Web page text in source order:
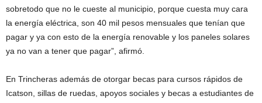
sobretodo que no le cueste al municipio, porque cuesta muy cara
la energía eléctrica, son 40 mil pesos mensuales que tenían que
pagar y ya con esto de la energía renovable y los paneles solares
ya no van a tener que pagar”, afirmó.
En Trincheras además de otorgar becas para cursos rápidos de
Icatson, sillas de ruedas, apoyos sociales y becas a estudiantes de